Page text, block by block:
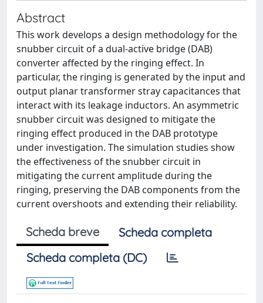
Abstract
This work develops a design methodology for the
snubber circuit of a dual-active bridge (DAB)
converter affected by the ringing effect. In
particular, the ringing is generated by the input and
output planar transformer stray capacitances that
interact with its leakage inductors. An asymmetric
snubber circuit was designed to mitigate the
ringing effect produced in the DAB prototype
under investigation. The simulation studies show
the effectiveness of the snubber circuit in
mitigating the current amplitude during the
ringing, preserving the DAB components from the
current overshoots and extending their reliability.
Scheda breve
Scheda completa
Scheda completa (DC)